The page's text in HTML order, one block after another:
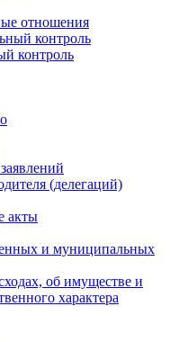
отношения
контроль
контроль
(делегаций)
акты
и муниципальных
об имуществе и
характера